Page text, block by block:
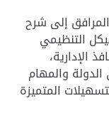
إلى شرح
التنظيمي
الإدارية،
والمهام
المتميزة